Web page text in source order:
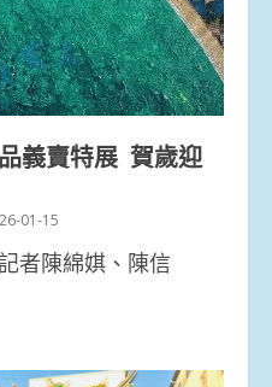
義賣特展 賀歲迎
01-15
者陳綿娸、陳信